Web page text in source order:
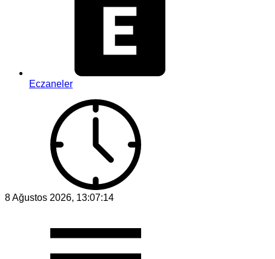
Eczaneler
8 Ağustos 2026, 13:07:14